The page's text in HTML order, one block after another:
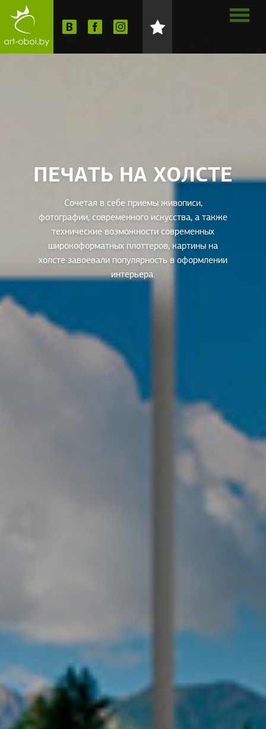
ПЕЧАТЬ НА ХОЛСТЕ
Сочетая в себе приемы живописи,
фотографии, современного искусства, а также
технические возможности современных
широкоформатных плоттеров, картины на
холсте завоевали популярность в оформлении
интерьера.